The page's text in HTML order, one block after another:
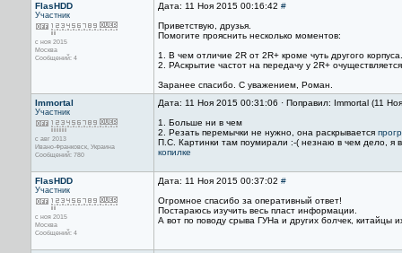
FlasHDD
Участник
с ноя 2015
Москва
Сообщений: 4
Дата: 11 Ноя 2015 00:16:42 #
Приветствую, друзья.
Помогите прояснить несколько моментов:
1. В чем отличие 2R от 2R+ кроме чуть другого корпуса.
2. РАскрытие частот на передачу у 2R+
Заранее спасибо. С уважением, Роман.
Immortal
Участник
с авг 2013
Ивано-Франковск, Украина
Сообщений: 780
Дата: 11 Ноя 2015 00:31:06 · Поправил: Immortal (11
1. Больше ни в чем
2. Резать перемычки не нужно, она раскрывается
П.С. Картинки там поумирали :-( незнаю в чем дело, я
копилке
FlasHDD
Участник
с ноя 2015
Москва
Сообщений: 4
Дата: 11 Ноя 2015 00:37:02 #
Огромное спасибо за оперативный ответ!
Постараюсь изучить весь пласт информации.
А вот по поводу срыва ГУНа и других болчек, китайцы